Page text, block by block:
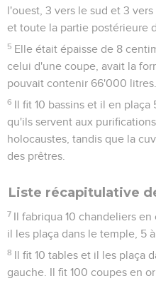
l'ouest, 3 vers le sud et 3
et toute la partie postérieure
5 Elle était épaisse de 8
celui d'une coupe, avait la
pouvait contenir 66'000 litres.
6 Il fit 10 bassins et il en
qu'ils servent aux
holocaustes, tandis que la
des prêtres.
Liste récapitulative
7 Il fabriqua 10 chandeliers
il les plaça dans le temple, 5
8 Il fit 10 tables et il les plaça
gauche. Il fit 100 coupes en or.